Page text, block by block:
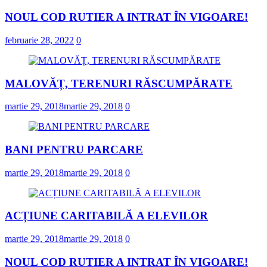
NOUL COD RUTIER A INTRAT ÎN VIGOARE!
februarie 28, 2022 0
MALOVĂȚ, TERENURI RĂSCUMPĂRATE
martie 29, 2018martie 29, 2018 0
BANI PENTRU PARCARE
martie 29, 2018martie 29, 2018 0
ACȚIUNE CARITABILĂ A ELEVILOR
martie 29, 2018martie 29, 2018 0
NOUL COD RUTIER A INTRAT ÎN VIGOARE!